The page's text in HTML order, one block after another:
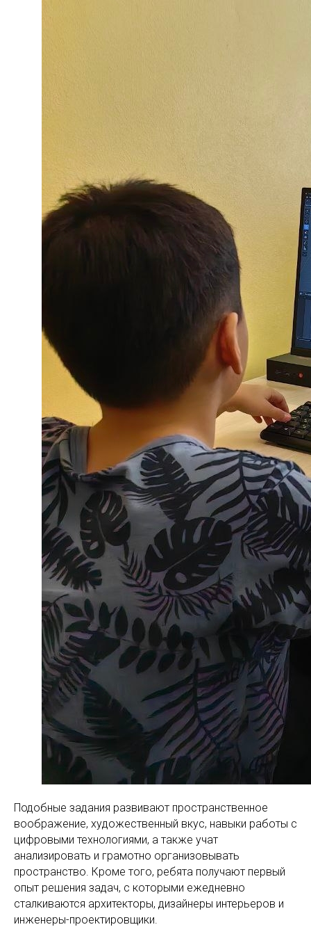
Подобные задания развивают пространственное
воображение, художественный вкус, навыки работы с
цифровыми технологиями, а также учат
анализировать и грамотно организовывать
пространство. Кроме того, ребята получают первый
опыт решения задач, с которыми ежедневно
сталкиваются архитекторы, дизайнеры интерьеров и
инженеры-проектировщики.